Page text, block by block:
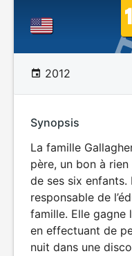
2012
Synopsis
La famille
père, un bon à
de ses six enfants.
responsable de
famille. Elle gagne
en effectuant de
nuit dans une